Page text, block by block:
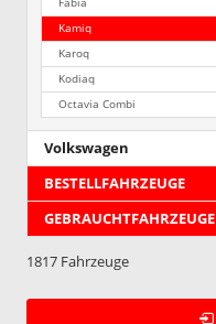
Kamiq
Karoq
Kodiaq
Octavia Combi
Volkswagen
BESTELLFAHRZEUGE
GEBRAUCHTFAHRZEUGE
1817 Fahrzeuge